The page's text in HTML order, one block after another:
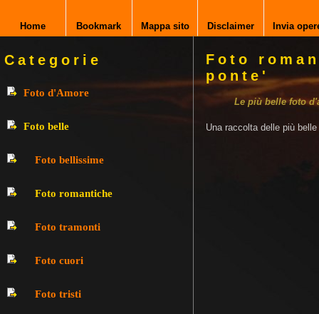
Home Bookmark Mappa sito Disclaimer Invia
Categorie
Foto d'Amore
Foto belle
Foto bellissime
Foto romantiche
Foto tramonti
Foto cuori
Foto tristi
Foto
ponte'
Le più belle foto
Una raccolta delle più